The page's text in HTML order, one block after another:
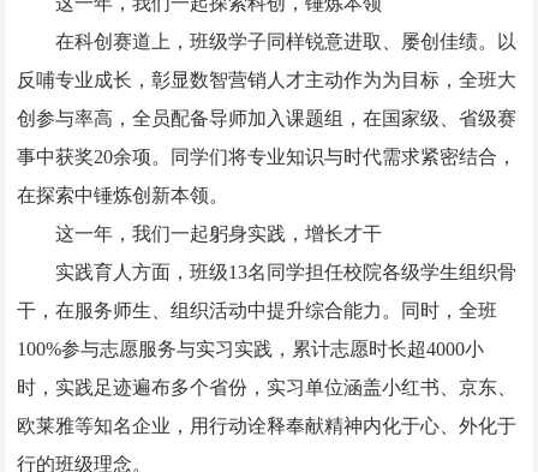
在科创赛道上，班级学子同样锐意进取、屡创佳绩。以
反哺专业成长，彰显数智营销人才主动作为为目标，全班大
创参与率高，全员配备导师加入课题组，在国家级、省级赛
事中获奖20余项。同学们将专业知识与时代需求紧密结合，
在探索中锤炼创新本领。
这一年，我们一起躬身实践，增长才干
实践育人方面，班级13名同学担任校院各级学生组织骨
干，在服务师生、组织活动中提升综合能力。同时，全班
100%参与志愿服务与实习实践，累计志愿时长超4000小
时，实践足迹遍布多个省份，实习单位涵盖小红书、京东、
欧莱雅等知名企业，用行动诠释奉献精神内化于心、外化于
行的班级理念。